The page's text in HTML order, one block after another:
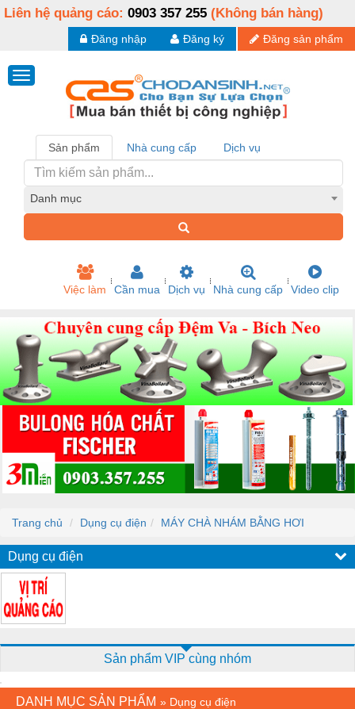
Liên hệ quảng cáo: 0903 357 255 (Không bán hàng)
Đăng sản phẩm
Đăng ký
Đăng nhập
Sản phẩm Nhà cung cấp Dịch vụ
Danh mục
Việc làm Cần mua Dịch vụ Nhà cung cấp Video clip
Trang chủ Dụng cụ điện MÁY CHÀ NHÁM BẰNG HƠI
Dụng cụ điện
Sản phẩm VIP cùng nhóm
DANH MỤC SẢN PHẨM » Dụng cụ điện